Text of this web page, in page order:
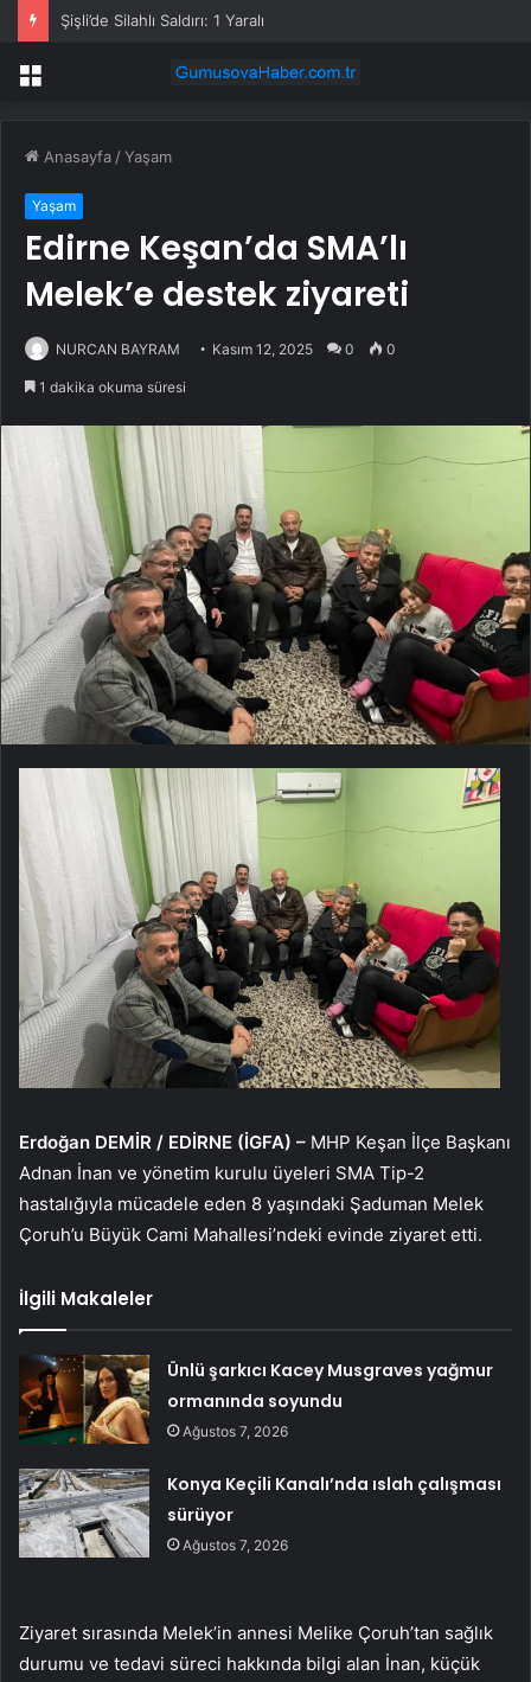
Şişli’de Silahlı Saldırı: 1 Yaralı
Menü
Anasayfa /Yaşam
Yaşam
Edirne Keşan’da SMA’lı
Melek’e destek ziyareti
NURCAN BAYRAM Kasım 12, 2025 0 0
1 dakika okuma süresi
Erdoğan DEMİR / EDİRNE (İGFA) – MHP Keşan İlçe Başkanı
Adnan İnan ve yönetim kurulu üyeleri SMA Tip-2
hastalığıyla mücadele eden 8 yaşındaki Şaduman Melek
Çoruh’u Büyük Cami Mahallesi’ndeki evinde ziyaret etti.
İlgili Makaleler
Ünlü şarkıcı Kacey Musgraves yağmur
ormanında soyundu
Ağustos 7, 2026
Konya Keçili Kanalı’nda ıslah çalışması
sürüyor
Ağustos 7, 2026
Ziyaret sırasında Melek’in annesi Melike Çoruh’tan sağlık
durumu ve tedavi süreci hakkında bilgi alan İnan, küçük